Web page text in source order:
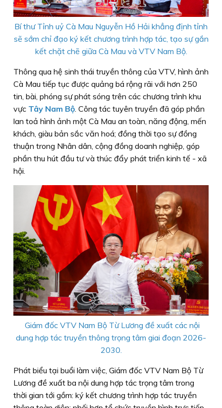
Bí thư Tỉnh uỷ Cà Mau Nguyễn Hồ Hải khẳng định tỉnh
sẽ sớm chỉ đạo ký kết chương trình hợp tác, tạo sự gắn
kết chặt chẽ giữa Cà Mau và VTV Nam Bộ.
Thông qua hệ sinh thái truyền thông của VTV, hình ảnh
Cà Mau tiếp tục được quảng bá rộng rãi với hơn 250
tin, bài, phóng sự phát sóng trên các chương trình khu
vực Tây Nam Bộ. Công tác tuyên truyền đã góp phần
lan toả hình ảnh một Cà Mau an toàn, năng động, mến
khách, giàu bản sắc văn hoá; đồng thời tạo sự đồng
thuận trong Nhân dân, cộng đồng doanh nghiệp, góp
phần thu hút đầu tư và thúc đẩy phát triển kinh tế - xã
hội.
Giám đốc VTV Nam Bộ Từ Lương đề xuất các nội
dung hợp tác truyền thông trọng tâm giai đoạn 2026-
2030.
Phát biểu tại buổi làm việc, Giám đốc VTV Nam Bộ Từ
Lương đề xuất ba nội dung hợp tác trọng tâm trong
thời gian tới gồm: ký kết chương trình hợp tác truyền